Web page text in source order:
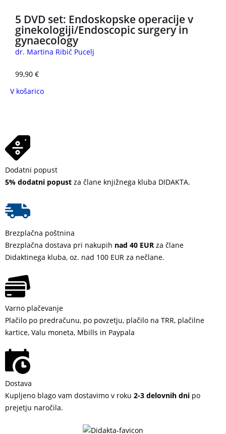
5 DVD set: Endoskopske operacije v
ginekologiji/Endoscopic surgery in
gynaecology
dr. Martina Ribič Pucelj
99,90 €
V košarico
Dodatni popust
5% dodatni popust za člane knjižnega kluba DIDAKTA.
Brezplačna poštnina
Brezplačna dostava pri nakupih nad 40 EUR za člane
Didaktinega kluba, oz. nad 100 EUR za nečlane.
Varno plačevanje
Plačilo po predračunu, po povzetju, plačilo na TRR, plačilne
kartice, Valu moneta, Mbills in Paypala
Dostava
Kupljeno blago vam dostavimo v roku 2-3 delovnih dni po
prejetju naročila.